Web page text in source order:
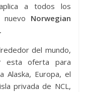
a todos los
nuevo Norwegian
del mundo,
esta oferta para
Alaska, Europa, el
privada de NCL,